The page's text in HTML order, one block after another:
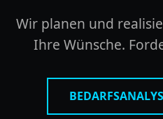
Wir planen und
Ihre Wünsche.